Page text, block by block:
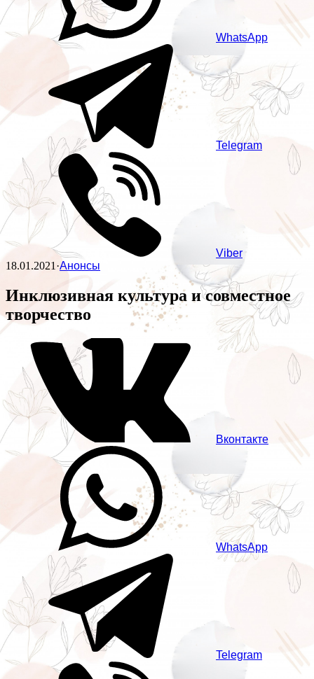
WhatsApp
Telegram
Viber
18.01.2021·Анонсы
Инклюзивная культура и совместное
творчество
Вконтакте
WhatsApp
Telegram